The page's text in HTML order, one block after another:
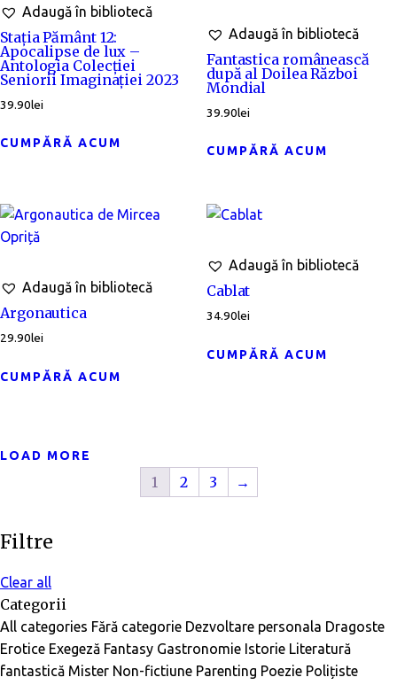
Adaugă în bibliotecă
Stația Pământ 12:
Apocalipse de lux –
Antologia Colecției
Seniorii Imaginației 2023
39.90lei
CUMPĂRĂ ACUM
Adaugă în bibliotecă
Fantastica românească
după al Doilea Război
Mondial
39.90lei
CUMPĂRĂ ACUM
Adaugă în bibliotecă
Argonautica
29.90lei
CUMPĂRĂ ACUM
Adaugă în bibliotecă
Cablat
34.90lei
CUMPĂRĂ ACUM
LOAD MORE
1 2 3 →
Filtre
Clear all
Categorii
All categories Fără categorie Dezvoltare personala Dragoste
Erotice Exegeză Fantasy Gastronomie Istorie Literatură
fantastică Mister Non-fictiune Parenting Poezie Polițiste